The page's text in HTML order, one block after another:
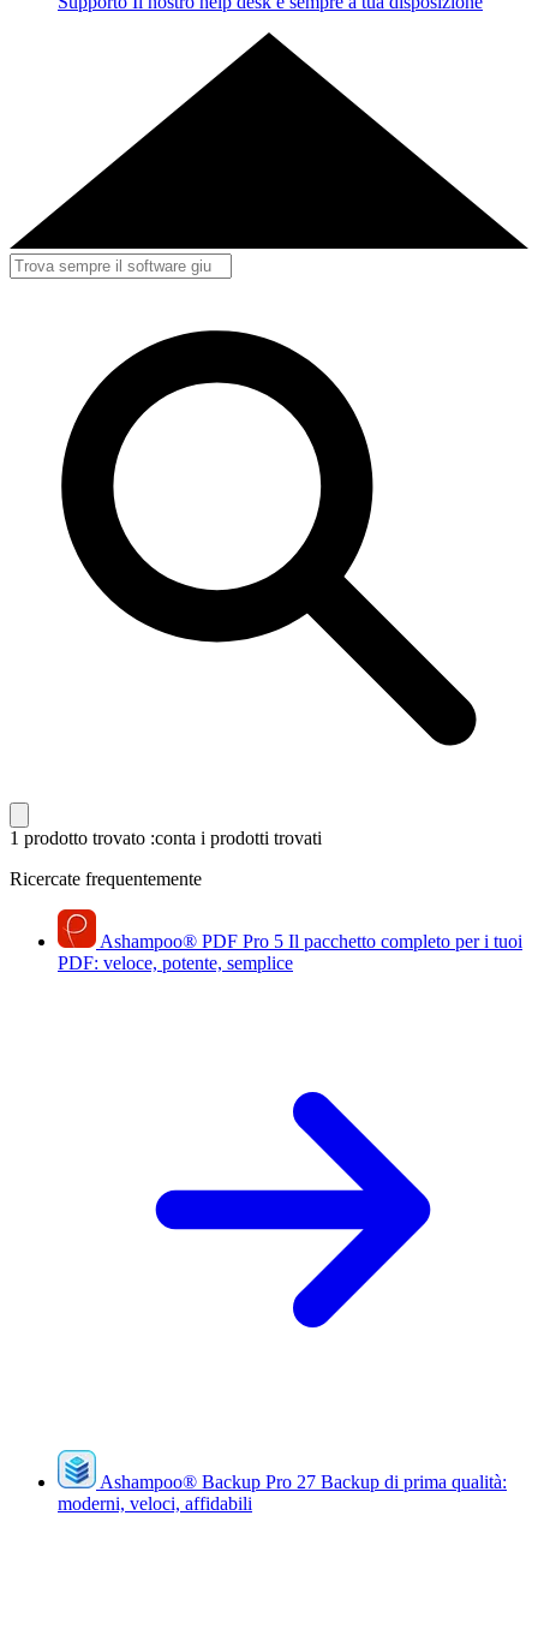
1 prodotto trovato :conta i prodotti trovati
Ricercate frequentemente
Ashampoo® PDF Pro 5 Il pacchetto completo per i tuoi
PDF: veloce, potente, semplice
Ashampoo® Backup Pro 27 Backup di prima qualità:
moderni, veloci, affidabili